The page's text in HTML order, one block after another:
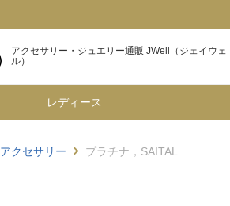
アクセサリー・ジュエリー通販 JWell（ジェイウェ
ル）
レディース
アクセサリー プラチナ，SAITAL